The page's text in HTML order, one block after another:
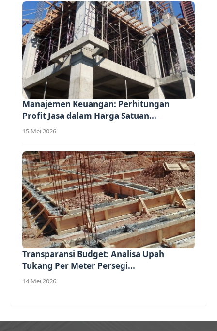
Manajemen Keuangan: Perhitungan
Profit Jasa dalam Harga Satuan...
15 Mei 2026
Transparansi Budget: Analisa Upah
Tukang Per Meter Persegi...
14 Mei 2026